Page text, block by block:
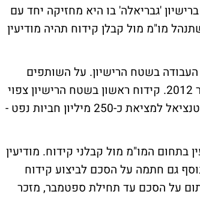
'גבריאלה' בו היא מחזיקה יחד עם
מו"מ מול קבלן קידוח תהיה מודיעין
בשטח הרישיון. על השותפים
ברישיון לחתום על הסכם עם קבלן קידוח עד תחילת ספטמבר 2012. קידוח ראשון בשטח הרישיון צפוי
להתבצע עד סוף יוני 2013. נזכיר כי בשטח הרישיון נמצא פוטנציאל למציאת כ-250 מיליון חביות נפט -
בתחום המו"מ מול קבלני קידוח. מודיעין
גם חתמה על הסכם לביצוע קידוח
על הסכם עד תחילת ספטמבר, מזכר